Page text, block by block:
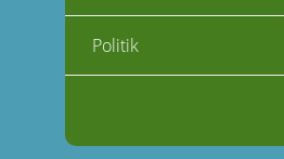
Politik